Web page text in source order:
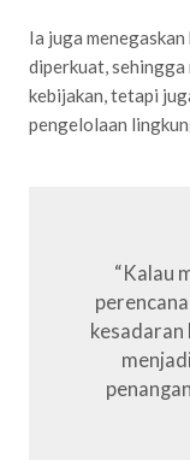
Ia juga
diperkuat, sehingga
kebijakan, tetapi
pengelolaan
“Kalau